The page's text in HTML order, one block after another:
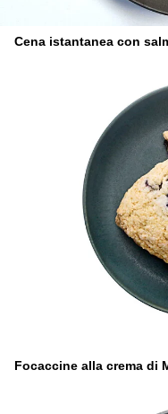
Cena istantanea con
Focaccine alla crema di